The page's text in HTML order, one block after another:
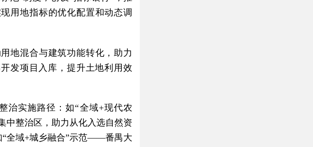
用地指标的优化配置和动态调
地混合与建筑功能转化，助力
发项目入库，提升土地利用效
治实施路径：如“全域+现代农
整治区，助力从化入选自然资
“全域+城乡融合”示范——番禺大